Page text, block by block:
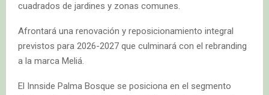
cuadrados de jardines y zonas comunes.
Afrontará una renovación y reposicionamiento integral
previstos para 2026-2027 que culminará con el rebranding
a la marca Meliá.
El Innside Palma Bosque se posiciona en el segmento